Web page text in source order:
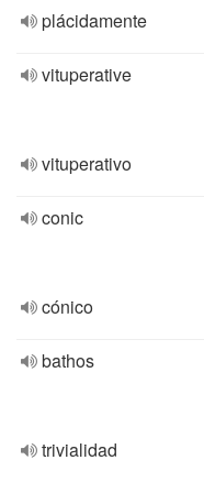
plácidamente
vituperative
vituperativo
conic
cónico
bathos
trivialidad